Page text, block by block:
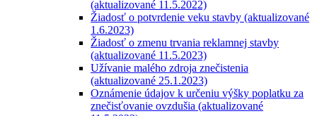
(aktualizované 11.5.2022)
Žiadosť o potvrdenie veku stavby (aktualizované
1.6.2023)
Žiadosť o zmenu trvania reklamnej stavby
(aktualizované 11.5.2023)
Užívanie malého zdroja znečistenia
(aktualizované 25.1.2023)
Oznámenie údajov k určeniu výšky poplatku za
znečisťovanie ovzdušia (aktualizované